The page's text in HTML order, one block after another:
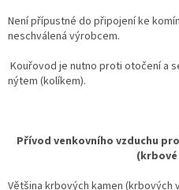
Není přípustné do připojení ke
neschválená výrobcem.
Kouřovod je nutno proti otočení a
nýtem (kolíkem).
Přívod venkovního vzduchu
Většina krbových kamen